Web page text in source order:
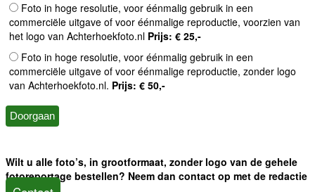
Foto in hoge resolutie, voor éénmalig gebruik in een
commerciële uitgave of voor éénmalige reproductie, voorzien van
het logo van Achterhoekfoto.nl Prijs: € 25,-
Foto in hoge resolutie, voor éénmalig gebruik in een
commerciële uitgave of voor éénmalige reproductie, zonder logo
van Achterhoekfoto.nl. Prijs: € 50,-
Wilt u alle foto’s, in grootformaat, zonder logo van de gehele
fotoreportage bestellen? Neem dan contact op met de redactie